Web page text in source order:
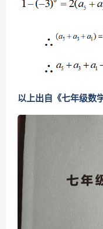
以上出自《七年级数